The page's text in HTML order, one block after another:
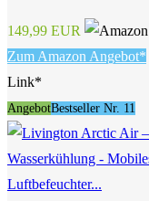
149,99 EUR
Zum Amazon Angebot*
Link*
AngebotBestseller Nr. 11